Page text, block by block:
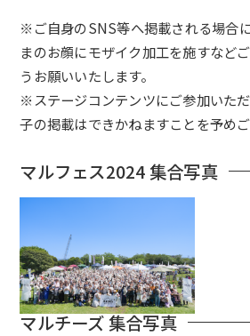
※ご自身のSNS等へ掲載される場合
まのお顔にモザイク加工を施すなど
うお願いいたします。
※ステージコンテンツにご参加いた
子の掲載はできかねますことを予めご
マルフェス2024 集合写真
マルチーズ 集合写真